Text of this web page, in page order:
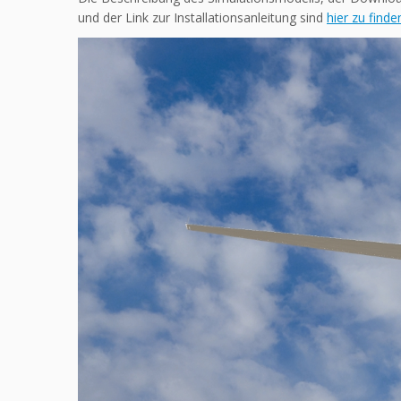
und der Link zur Installationsanleitung sind hier zu